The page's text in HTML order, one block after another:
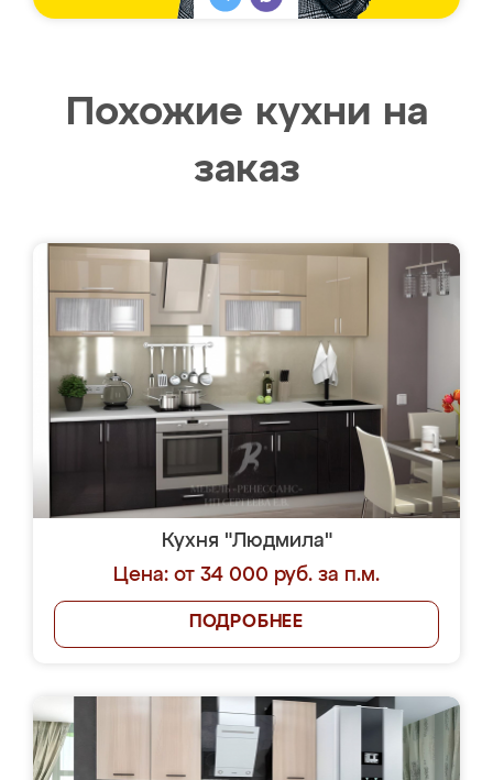
Похожие кухни на
заказ
Кухня "Людмила"
Цена: от 34 000 руб. за п.м.
ПОДРОБНЕЕ